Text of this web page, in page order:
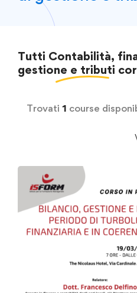
Tutti Contabilità,
gestione e tributi
Trovati 1 course